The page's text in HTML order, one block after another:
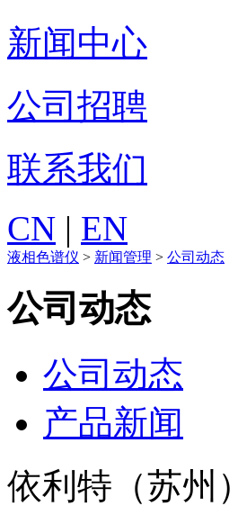
新闻中心
公司招聘
联系我们
CN | EN
液相色谱仪 > 新闻管理 > 公司动态
公司动态
公司动态
产品新闻
依利特（苏州